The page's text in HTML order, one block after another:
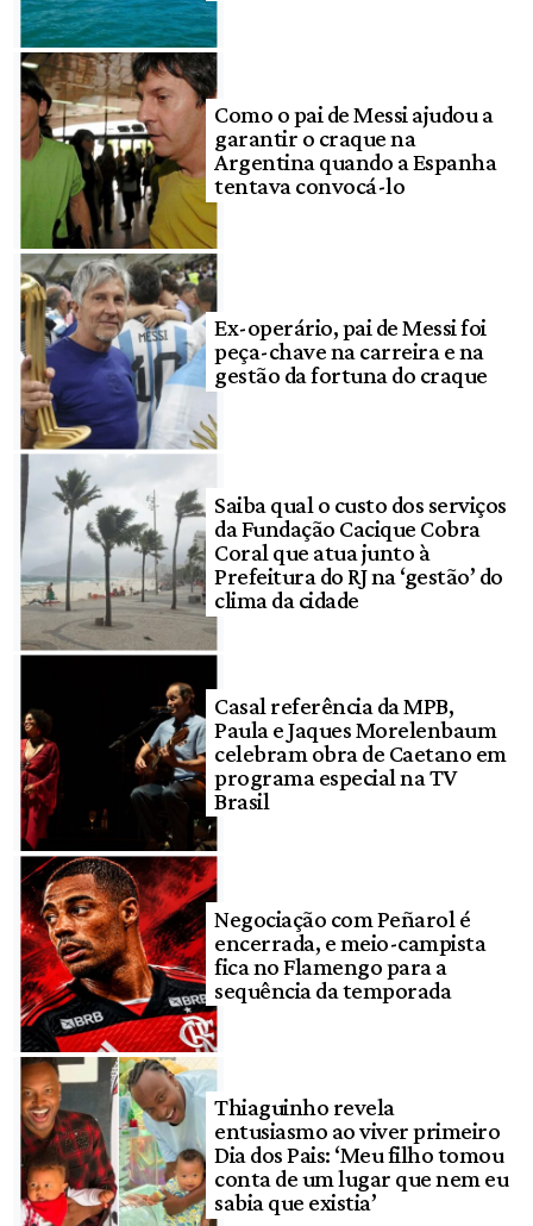
Como o pai de Messi ajudou a
garantir o craque na
Argentina quando a Espanha
tentava convocá-lo
Ex-operário, pai de Messi foi
peça-chave na carreira e na
gestão da fortuna do craque
Saiba qual o custo dos serviços
da Fundação Cacique Cobra
Coral que atua junto à
Prefeitura do RJ na ‘gestão’ do
clima da cidade
Casal referência da MPB,
Paula e Jaques Morelenbaum
celebram obra de Caetano em
programa especial na TV
Brasil
Negociação com Peñarol é
encerrada, e meio-campista
fica no Flamengo para a
sequência da temporada
Thiaguinho revela
entusiasmo ao viver primeiro
Dia dos Pais: ‘Meu filho tomou
conta de um lugar que nem eu
sabia que existia’